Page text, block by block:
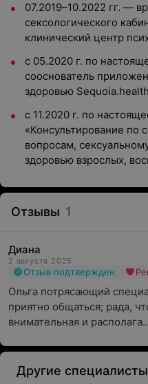
07.2019–10.2022 гг. —
сексологического
клинический центр
с 05.2020 г. по
сооснователь
здоровью
с 11.2020 г. по
«Консультирование
вопросам,
здоровью взрослых,
Отзывы 1
Диана
2 августа 2025
Отзыв подтвержден
Ольга потрясающий
приятно общаться; рада,
внимательная и
Другие специалисты